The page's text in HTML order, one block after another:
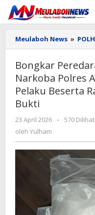
Lewati
konten
Meulaboh News »
Bongkar
Narkoba Polres
Pelaku Beserta
Bukti
23 April 2026
oleh
-
570 Dilihat
oleh Yulham